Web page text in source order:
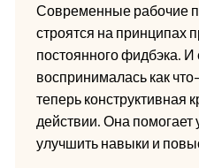
Современные рабочие
строятся на принципах
постоянного фидбэка.
воспринималась как
теперь конструктивная
действии. Она
улучшить навыки и